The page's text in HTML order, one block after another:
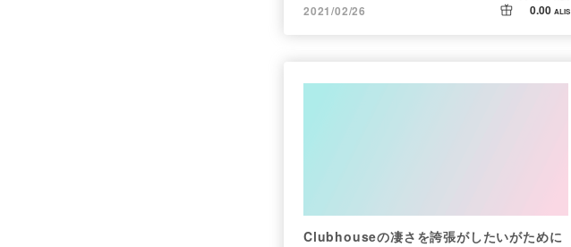
2021/02/26
0.00 ALIS
Clubhouseの凄さを誇張がしたいがために